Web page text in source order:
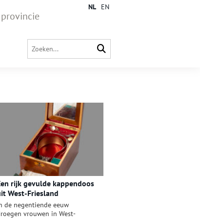
NL EN
rijk ge­vul­de kap­pen­doos
West-Fries­land
de negentiende eeuw
vrouwen in West-